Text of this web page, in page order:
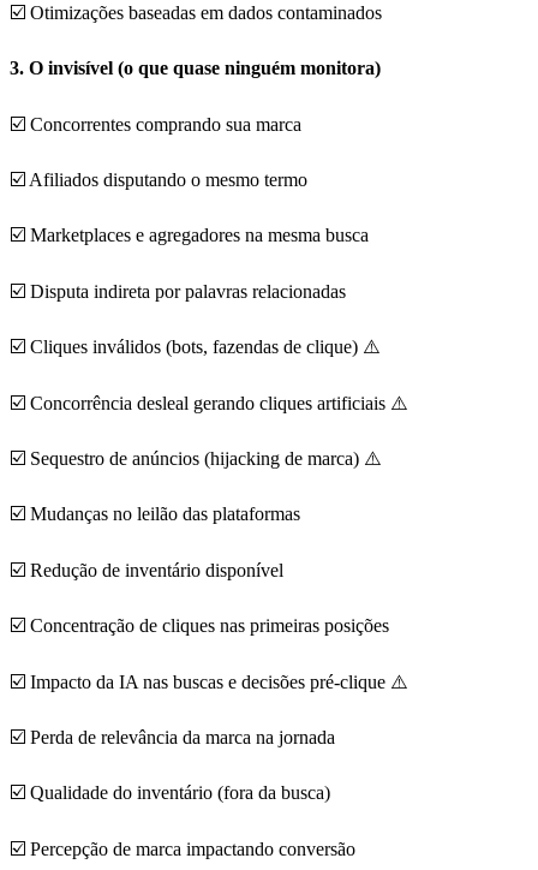
☑️ Otimizações baseadas em dados contaminados
3. O invisível (o que quase ninguém monitora)
☑️ Concorrentes comprando sua marca
☑️ Afiliados disputando o mesmo termo
☑️ Marketplaces e agregadores na mesma busca
☑️ Disputa indireta por palavras relacionadas
☑️ Cliques inválidos (bots, fazendas de clique) ⚠️
☑️ Concorrência desleal gerando cliques artificiais ⚠️
☑️ Sequestro de anúncios (hijacking de marca) ⚠️
☑️ Mudanças no leilão das plataformas
☑️ Redução de inventário disponível
☑️ Concentração de cliques nas primeiras posições
☑️ Impacto da IA nas buscas e decisões pré-clique ⚠️
☑️ Perda de relevância da marca na jornada
☑️ Qualidade do inventário (fora da busca)
☑️ Percepção de marca impactando conversão